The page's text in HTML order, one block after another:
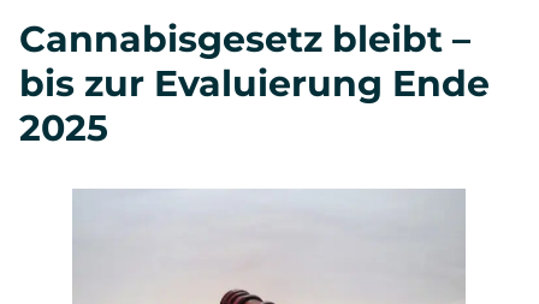
Cannabisgesetz bleibt –
bis zur Evaluierung Ende
2025